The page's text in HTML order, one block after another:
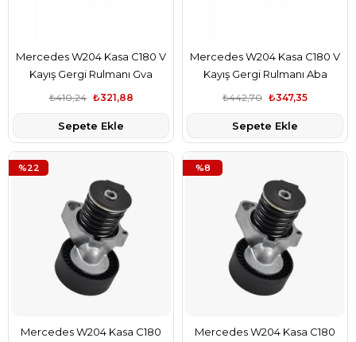
Mercedes W204 Kasa C180 V
Kayış Gergi Rulmanı Gva
Marka A2712060019
₺321,88
₺410,24
Sepete Ekle
Mercedes W204 Kasa C180 V
Kayış Gergi Rulmanı Aba
Marka A2712060019
₺347,35
₺442,70
Sepete Ekle
Mercedes W204 Kasa C180
%22
Mercedes W204 Kasa C180
%8